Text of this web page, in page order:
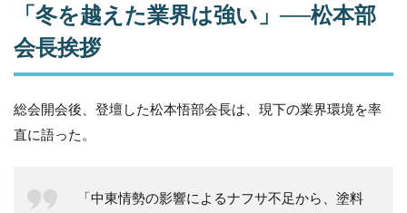
る業
界」へ
4
【事
表】
「点
線で
「冬を越えた業界は強い」──松本部
会長挨拶
総会開会後、登壇した松本悟部会長は、現下の業界環境を率
直に語った。
「中東情勢の影響によるナフサ不足から、塗料